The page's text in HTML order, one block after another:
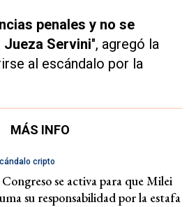
penales y no se
Servini", agregó la
al escándalo por la
MÁS INFO
cripto
se activa para que Milei
su responsabilidad por la estafa